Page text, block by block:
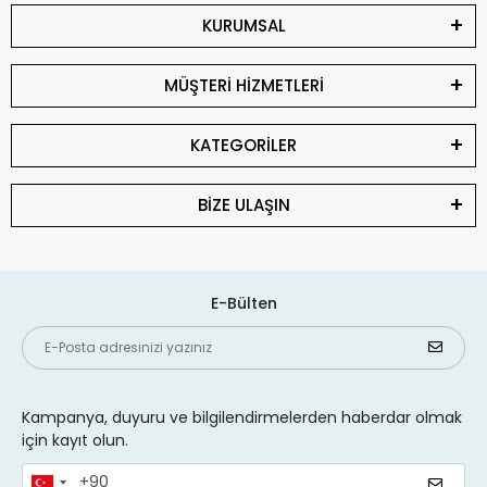
KURUMSAL
MÜŞTERİ HİZMETLERİ
KATEGORİLER
BİZE ULAŞIN
E-Bülten
Kampanya, duyuru ve bilgilendirmelerden haberdar olmak
için kayıt olun.